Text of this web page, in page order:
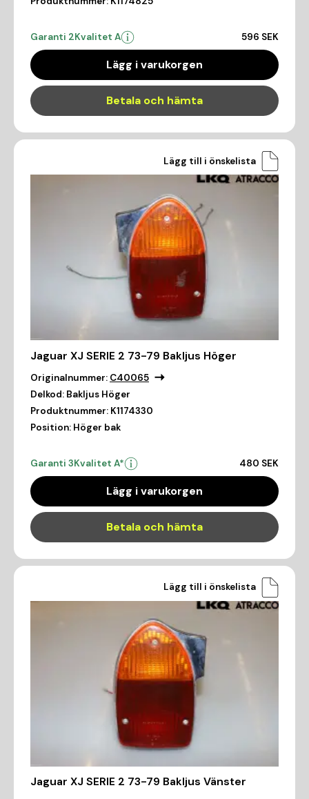
Garanti 2Kvalitet A 596 SEK
Lägg i varukorgen
Betala och hämta
Lägg till i önskelista
Jaguar XJ SERIE 2 73-79 Bakljus Höger
Originalnummer: C40065
Delkod: Bakljus Höger
Produktnummer: K1174330
Position: Höger bak
Garanti 3Kvalitet A* 480 SEK
Lägg i varukorgen
Betala och hämta
Lägg till i önskelista
Jaguar XJ SERIE 2 73-79 Bakljus Vänster